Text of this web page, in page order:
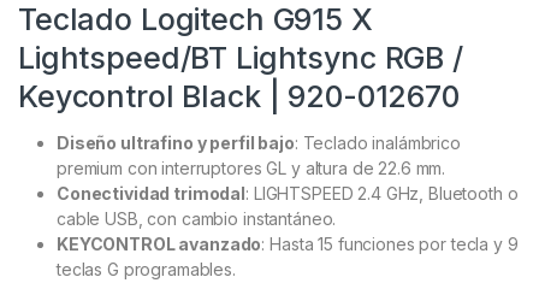
Teclado Logitech G915 X
Lightspeed/BT Lightsync RGB /
Keycontrol Black | 920-012670
Diseño ultrafino y perfil bajo: Teclado inalámbrico
premium con interruptores GL y altura de 22.6 mm.
Conectividad trimodal: LIGHTSPEED 2.4 GHz, Bluetooth o
cable USB, con cambio instantáneo.
KEYCONTROL avanzado: Hasta 15 funciones por tecla y 9
teclas G programables.